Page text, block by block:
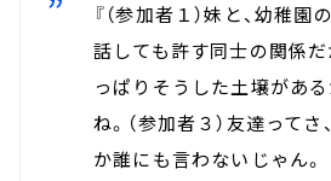
『（参加者１）妹と、幼稚
話しても許す同士の関係だ
っぱりそうした土壌があ
ね。（参加者３）友達ってさ
か誰にも言わないじゃん